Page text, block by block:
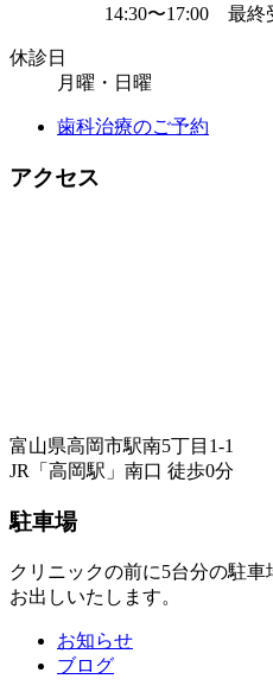
14:30〜17:00 最終
休診日
月曜・日曜
歯科治療のご予約
アクセス
富山県高岡市駅南5丁目1-1
JR「高岡駅」南口 徒歩0分
駐車場
クリニックの前に5台分の駐
お出しいたします。
お知らせ
ブログ